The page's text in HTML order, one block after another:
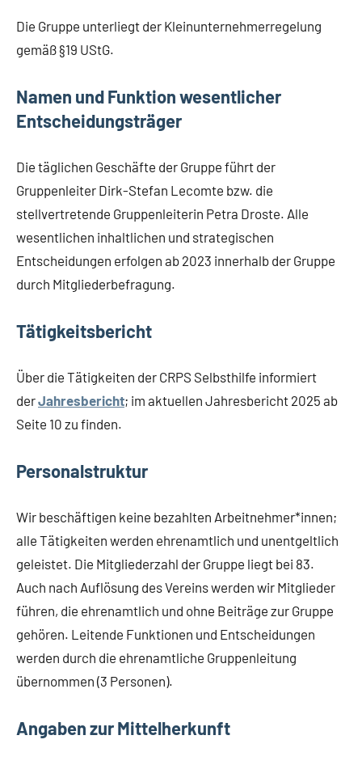
Die Gruppe unterliegt der Kleinunternehmerregelung
gemäß §19 UStG.
Namen und Funktion wesentlicher
Entscheidungsträger
Die täglichen Geschäfte der Gruppe führt der
Gruppenleiter Dirk-Stefan Lecomte bzw. die
stellvertretende Gruppenleiterin Petra Droste. Alle
wesentlichen inhaltlichen und strategischen
Entscheidungen erfolgen ab 2023 innerhalb der Gruppe
durch Mitgliederbefragung.
Tätigkeitsbericht
Über die Tätigkeiten der CRPS Selbsthilfe informiert
derJahresbericht; im aktuellen Jahresbericht 2025 ab
Seite 10 zu finden.
Personalstruktur
Wir beschäftigen keine bezahlten Arbeitnehmer*innen;
alle Tätigkeiten werden ehrenamtlich und unentgeltlich
geleistet. Die Mitgliederzahl der Gruppe liegt bei 83.
Auch nach Auflösung des Vereins werden wir Mitglieder
führen, die ehrenamtlich und ohne Beiträge zur Gruppe
gehören. Leitende Funktionen und Entscheidungen
werden durch die ehrenamtliche Gruppenleitung
übernommen (3 Personen).
Angaben zur Mittelherkunft